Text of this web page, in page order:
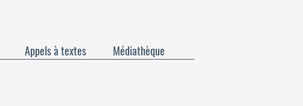
Appels à textes Médiathèque